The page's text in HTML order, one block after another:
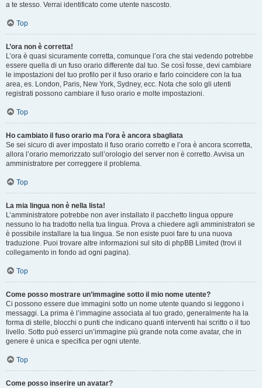
a te stesso. Verrai identificato come utente nascosto.
Top
L’ora non è corretta!
L’ora è quasi sicuramente corretta, comunque l’ora che stai vedendo potrebbe
essere quella di un fuso orario differente dal tuo. Se così fosse, devi cambiare
le impostazioni del tuo profilo per il fuso orario e farlo coincidere con la tua
area, es. London, Paris, New York, Sydney, ecc. Nota che solo gli utenti
registrati possono cambiare il fuso orario e molte impostazioni.
Top
Ho cambiato il fuso orario ma l’ora è ancora sbagliata
Se sei sicuro di aver impostato il fuso orario corretto e l’ora è ancora scorretta,
allora l’orario memorizzato sull’orologio del server non è corretto. Avvisa un
amministratore per correggere il problema.
Top
La mia lingua non è nella lista!
L’amministratore potrebbe non aver installato il pacchetto lingua oppure
nessuno lo ha tradotto nella tua lingua. Prova a chiedere agli amministratori se
è possibile installare la tua lingua. Se non esiste puoi fare tu una nuova
traduzione. Puoi trovare altre informazioni sul sito di phpBB Limited (trovi il
collegamento in fondo ad ogni pagina).
Top
Come posso mostrare un’immagine sotto il mio nome utente?
Ci possono essere due immagini sotto un nome utente quando si leggono i
messaggi. La prima è l’immagine associata al tuo grado, generalmente ha la
forma di stelle, blocchi o punti che indicano quanti interventi hai scritto o il tuo
livello. Sotto può esserci un’immagine più grande nota come avatar, che in
genere è unica e specifica per ogni utente.
Top
Come posso inserire un avatar?